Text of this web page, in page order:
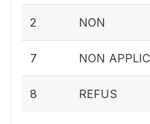
2 NON
7 NON
8 REFUS